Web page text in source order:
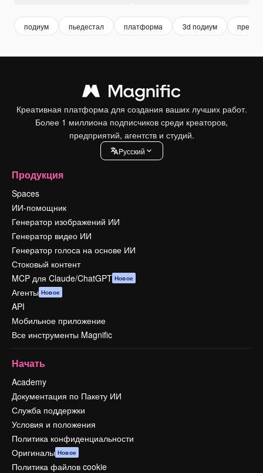
подиум пьедестал платформа 3d подиум
Креативная платформа для создания ваших лучших работ.
Более 1 миллиона подписчиков среди креаторов,
предприятий, агентств и студий.
Pусский
Продукция
Spaces
ИИ-помощник
Генератор изображений ИИ
Генератор видео ИИ
Генератор голоса на основе ИИ
Стоковый контент
MCP для Claude/ChatGPT Новое
Агенты Новое
API
Мобильное приложение
Все инструменты Magnific
Начать
Academy
Документация по Пакету ИИ
Служба поддержки
Условия и положения
Политика конфиденциальности
Оригиналы Новое
Политика файлов cookie